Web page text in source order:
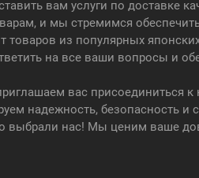
вам услуги по доставке
и мы стремимся
из популярных
на все ваши вопросы и
вас присоединиться
надежность, безопасность и
выбрали нас! Мы ценим ваше